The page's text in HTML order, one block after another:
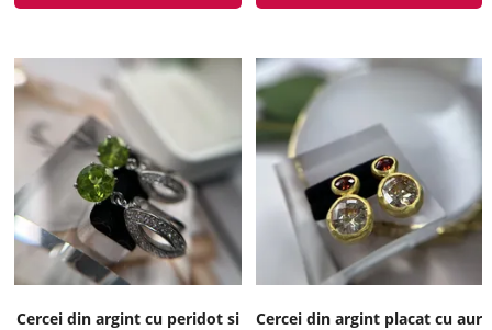
Cercei din argint cu peridot si
Cercei din argint placat cu aur